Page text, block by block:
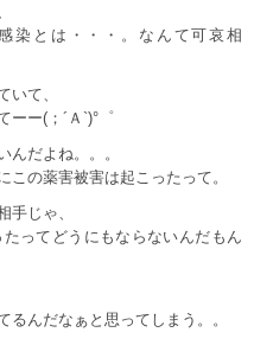
染とは・・・。なんて可哀相
いて、
ーー(；´Ａ`)°゜
んだよね。。。
の薬害被害は起こったって。
手じゃ、
ってどうにもならないんだもん
んだなぁと思ってしまう。。